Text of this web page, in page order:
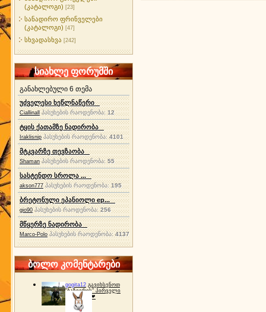
(კატალოგი) [23]
სანადირო ფრინველები
(კატალოგი) [47]
სხვადასხვა [242]
სიახლე ფორუმში
განახლებული 6 თემა
უძველესი ხეწლნაწერი
Ciallinall პასუხების რაოდენობა:12
ტყის ქათამზე ნადირობა
Iraklisnip პასუხების რაოდენობა: 4101
მტკვარზე თევზაობა
Shaman პასუხების რაოდენობა:55
სასტენდო სროლა ...
akson777 პასუხების რაოდენობა:195
ბრეტონული ეპანიოლი ep...
gio90 პასუხების რაოდენობა:256
მწყერზე ნადირობა
Marco-Polo პასუხების რაოდენობა:4137
ბოლო კომენტარები
gogita12 გავიხსენოთ
"ბაზიერის" პირველი
ტურნირი ❤